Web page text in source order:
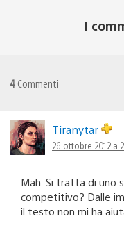
I
4 Commenti
Tiranytar
26 ottobre 2012 a
Mah. Si tratta di uno
competitivo? Dalle
il testo non mi ha